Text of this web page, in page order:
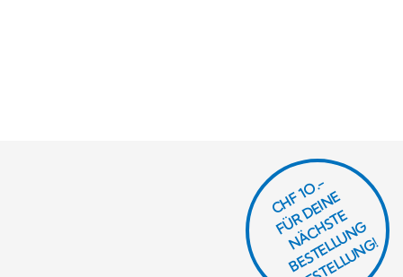
CHF 1O.-
F
Ü
R
D
EI
N
E
N
Ä
C
H
S
T
E
B
E
S
T
E
L
L
U
N
G
B
E
S
T
E
L
L
U
N
G!